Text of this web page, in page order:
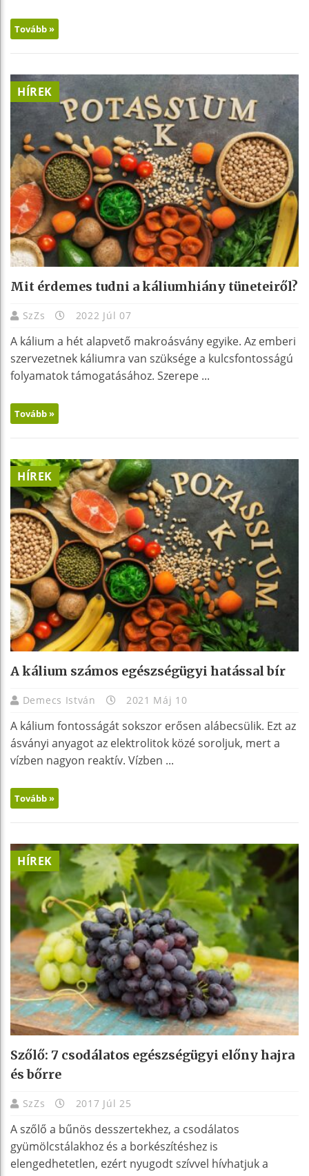
Tovább »
HÍREK
Mit érdemes tudni a káliumhiány tüneteiről?
SzZs 2022 Júl 07
A kálium a hét alapvető makroásvány egyike. Az emberi
szervezetnek káliumra van szüksége a kulcsfontosságú
folyamatok támogatásához. Szerepe ...
Tovább »
HÍREK
A kálium számos egészségügyi hatással bír
Demecs István 2021 Máj 10
A kálium fontosságát sokszor erősen alábecsülik. Ezt az
ásványi anyagot az elektrolitok közé soroljuk, mert a
vízben nagyon reaktív. Vízben ...
Tovább »
HÍREK
Szőlő: 7 csodálatos egészségügyi előny hajra
és bőrre
SzZs 2017 Júl 25
A szőlő a bűnös desszertekhez, a csodálatos
gyümölcstálakhoz és a borkészítéshez is
elengedhetetlen, ezért nyugodt szívvel hívhatjuk a